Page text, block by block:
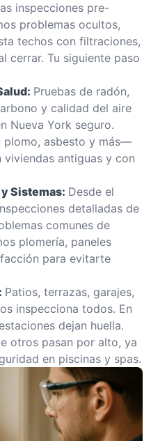
inspecciones pre-
problemas ocultos,
techos con filtraciones,
cerrar. Tu siguiente paso
Pruebas de radón,
y calidad del aire
Nueva York seguro.
plomo, asbesto y más—
antiguas y con
Sistemas: Desde el
detalladas de
comunes de
plomería, paneles
para evitarte
Patios, terrazas, garajes,
inspecciona todos. En
dejan huella.
otros pasan por alto, ya
en piscinas y spas.